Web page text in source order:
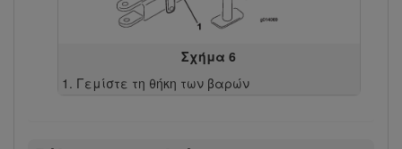
Σχήμα 6
Γεμίστε τη θήκη των βαρών